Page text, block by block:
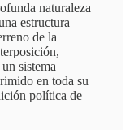
naturaleza
estructura
de la
sistema
en toda su
política de